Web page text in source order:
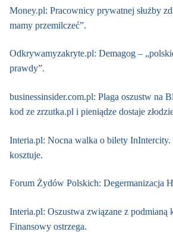
Money.pl: Pracownicy prywatnej służby
mamy przemilczeć”.
Odkrywamyzakryte.pl: Demagog –
prawdy”.
businessinsider.com.pl: Plaga oszustw na
kod ze zrzutka.pl i pieniądze dostaje
Interia.pl: Nocna walka o bilety InIntercity.
kosztuje.
Forum Żydów Polskich: Degermanizacja
Interia.pl: Oszustwa związane z
Finansowy ostrzega.